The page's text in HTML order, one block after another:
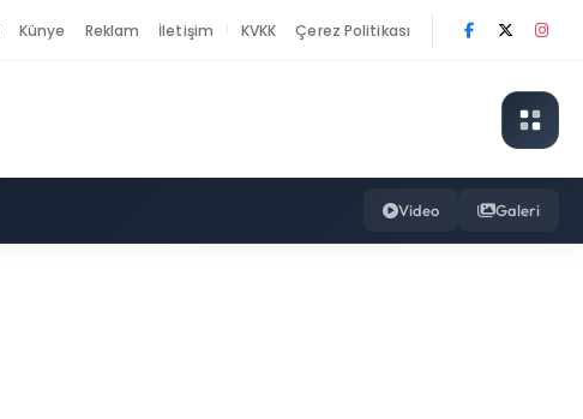
Künye Reklam İletişim KVKK Çerez Politikası
Video Galeri